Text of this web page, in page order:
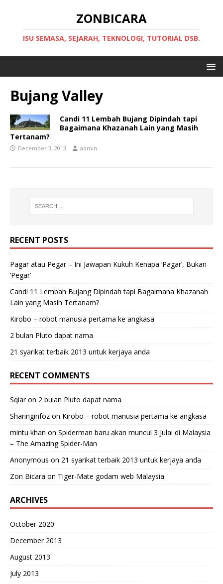
ZONBICARA
ISU SEMASA, SEJARAH, TEKNOLOGI, TUTORIAL DSB.
Bujang Valley
Candi 11 Lembah Bujang Dipindah tapi
Bagaimana Khazanah Lain yang Masih
Tertanam?
December 3, 2013 admin
RECENT POSTS
Pagar atau Pegar – Ini Jawapan Kukuh Kenapa ‘Pagar’, Bukan
‘Pegar’
Candi 11 Lembah Bujang Dipindah tapi Bagaimana Khazanah
Lain yang Masih Tertanam?
Kirobo – robot manusia pertama ke angkasa
2 bulan Pluto dapat nama
21 syarikat terbaik 2013 untuk kerjaya anda
RECENT COMMENTS
Sqiaron 2 bulan Pluto dapat nama
Sharinginfoz on Kirobo – robot manusia pertama ke angkasa
mintu khan on Spiderman baru akan muncul 3 Julai di Malaysia
– The Amazing Spider-Man
Anonymous on 21 syarikat terbaik 2013 untuk kerjaya anda
Zon Bicara on Tiger-Mate godam web Malaysia
ARCHIVES
October 2020
December 2013
August 2013
July 2013